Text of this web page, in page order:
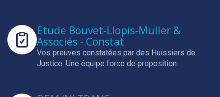
Etude Bouvet-Llopis-Muller &
Associés - Constat
Vos preuves constatées par des Huissiers de
Justice. Une équipe force de proposition.